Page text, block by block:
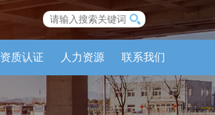
资质认证 人力资源 联系我们